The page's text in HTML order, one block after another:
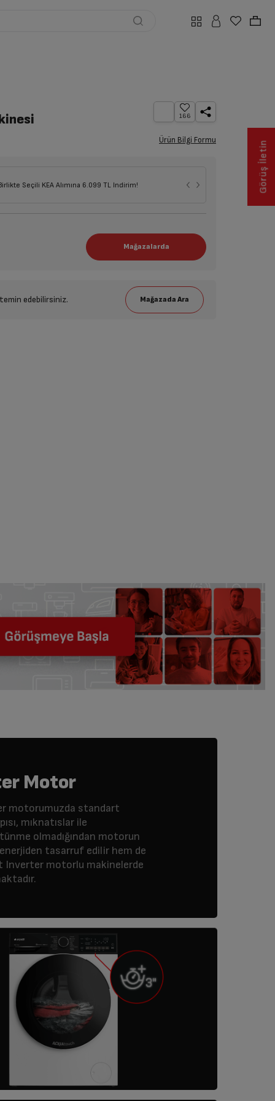
166
Ürün Bilgi Formu
Seçili KEA Alımına 6.099 TL İndirim!
edebilirsiniz.
Motor
motorumuzda standart
mıknatıslar ile
olmadığından motorun
tasarruf edilir hem de
Inverter motorlu makinelerde
Görüş İletin